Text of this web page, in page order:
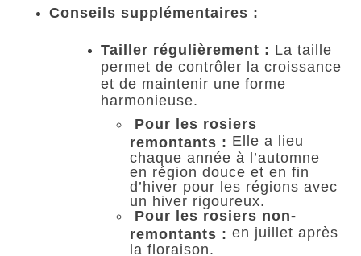
Conseils supplémentaires :
Tailler régulièrement : La taille
permet de contrôler la croissance
et de maintenir une forme
harmonieuse.
Pour les rosiers
remontants : Elle a lieu
chaque année à l’automne
en région douce et en fin
d’hiver pour les régions avec
un hiver rigoureux.
Pour les rosiers non-
remontants : en juillet après
la floraison.